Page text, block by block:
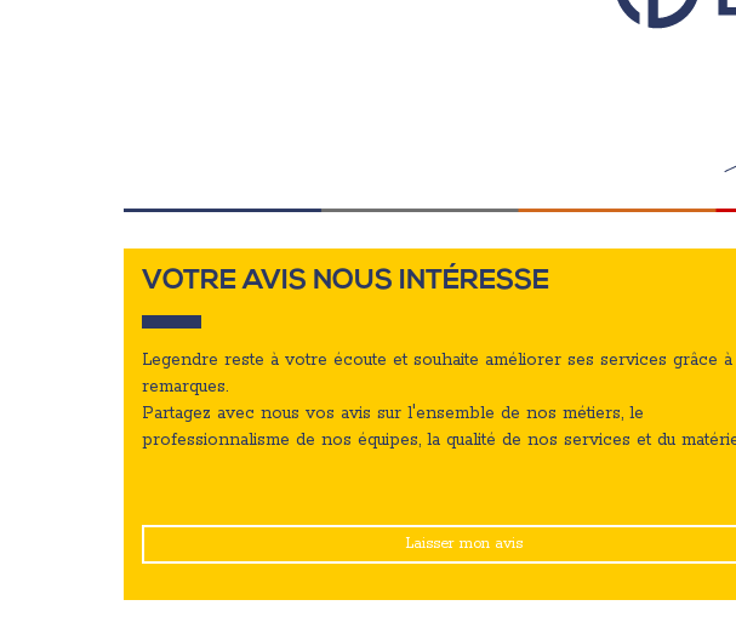
VOTRE AVIS NOUS INTÉRESSE
Legendre reste à votre écoute et souhaite améliorer ses services grâce
remarques.
Partagez avec nous vos avis sur l'ensemble de nos métiers, le
professionnalisme de nos équipes, la qualité de nos services et du
Laisser mon avis